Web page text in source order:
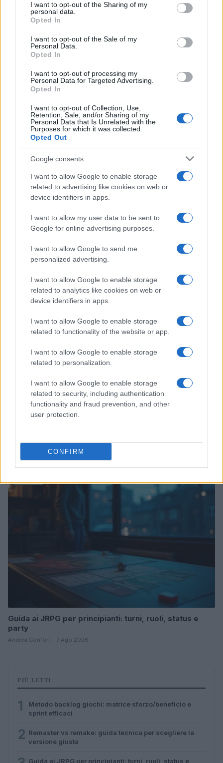
not limited to your visit or usage behaviour. You may click to
grant or deny consent to Google and its third-party tags to
use your data for below specified purposes in below Google
consent section.
I want to opt-out of the Sharing of my
personal data.
Opted In
I want to opt-out of the Sale of my
Personal Data.
Opted In
I want to opt-out of processing my
Personal Data for Targeted Advertising.
Opted In
I want to opt-out of Collection, Use,
Retention, Sale, and/or Sharing of my
Personal Data that Is Unrelated with the
Purposes for which it was collected.
Opted Out
Google consents
I want to allow Google to enable storage
related to advertising like cookies on web or
device identifiers in apps.
I want to allow my user data to be sent to
Google for online advertising purposes.
I want to allow Google to send me
personalized advertising.
I want to allow Google to enable storage
related to analytics like cookies on web or
device identifiers in apps.
I want to allow Google to enable storage
related to functionality of the website or app.
I want to allow Google to enable storage
related to personalization.
I want to allow Google to enable storage
related to security, including authentication
functionality and fraud prevention, and other
user protection.
CONFIRM
Continua a leggere
GIOCHI
Metodo backlog giochi: matrice sforzo/beneficio e
sprint efficaci
versione giusta
Guida ai JRPG per principianti: turni, ruoli, status e
party
Andrea Conforti · 7 Ago 2026
PIÙ LETTI
1
Metodo backlog giochi: matrice sforzo/beneficio e
sprint efficaci
2 Remaster vs remake: guida tecnica per scegliere la
versione giusta
Guida ai JRPG per principianti: turni, ruoli, status e